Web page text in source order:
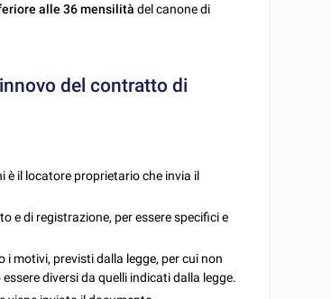
alle 36 mensilità del canone di
del contratto di
è il locatore proprietario che invia il
e di registrazione, per essere specifici e
motivi, previsti dalla legge, per cui non
diversi da quelli indicati dalla legge.